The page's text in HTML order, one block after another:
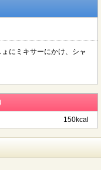
にミキサーにかけ、シャ
150kcal